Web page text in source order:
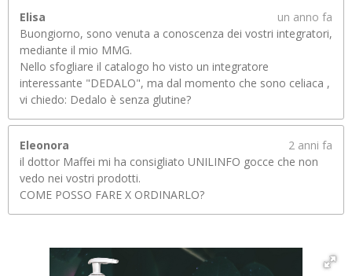
Elisa
un anno fa
Buongiorno, sono venuta a conoscenza dei vostri integratori,
mediante il mio MMG.
Nello sfogliare il catalogo ho visto un integratore
interessante "DEDALO", ma dal momento che sono celiaca ,
vi chiedo: Dedalo è senza glutine?
Eleonora
2 anni fa
il dottor Maffei mi ha consigliato UNILINFO gocce che non
vedo nei vostri prodotti.
COME POSSO FARE X ORDINARLO?